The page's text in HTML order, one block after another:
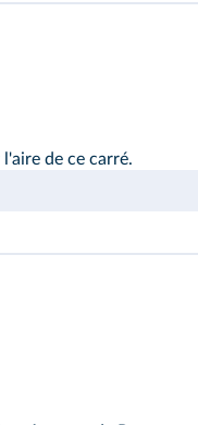
de ce carré.